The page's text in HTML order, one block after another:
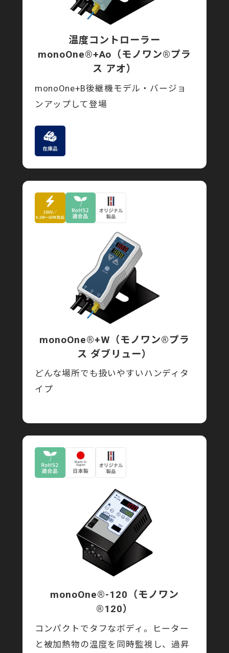
温度コントローラー
monoOne®+Ao （モノワン®プラ
ス アオ）
monoOne+B後継機モデル・バージョ
ンアップして登場
monoOne®+W （モノワン®プラ
ス ダブリュー）
どんな場所でも扱いやすいハンディタ
イプ
monoOne®-120 （モノワン
®120）
コンパクトでタフなボディ。ヒーター
と被加熱物の温度を同時監視し、過昇